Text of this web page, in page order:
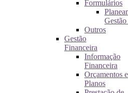
Formulários
Outros
Gestão
Financeira
Informação
Financeira
Orçamentos e
Planos